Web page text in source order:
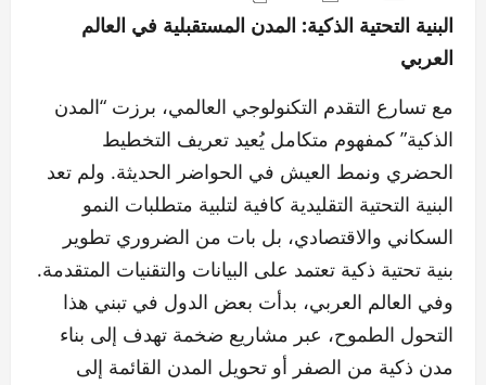
البنية التحتية الذكية: المدن المستقبلية في العالم
العربي
مع تسارع التقدم التكنولوجي العالمي، برزت “المدن
الذكية” كمفهوم متكامل يُعيد تعريف التخطيط
الحضري ونمط العيش في الحواضر الحديثة. ولم تعد
البنية التحتية التقليدية كافية لتلبية متطلبات النمو
السكاني والاقتصادي، بل بات من الضروري تطوير
بنية تحتية ذكية تعتمد على البيانات والتقنيات المتقدمة.
وفي العالم العربي، بدأت بعض الدول في تبني هذا
التحول الطموح، عبر مشاريع ضخمة تهدف إلى بناء
مدن ذكية من الصفر أو تحويل المدن القائمة إلى